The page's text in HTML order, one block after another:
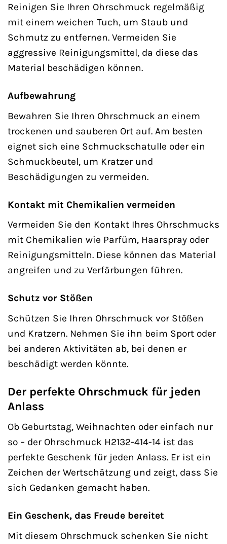
Reinigen Sie Ihren Ohrschmuck regelmäßig
mit einem weichen Tuch, um Staub und
Schmutz zu entfernen. Vermeiden Sie
aggressive Reinigungsmittel, da diese das
Material beschädigen können.
Aufbewahrung
Bewahren Sie Ihren Ohrschmuck an einem
trockenen und sauberen Ort auf. Am besten
eignet sich eine Schmuckschatulle oder ein
Schmuckbeutel, um Kratzer und
Beschädigungen zu vermeiden.
Kontakt mit Chemikalien vermeiden
Vermeiden Sie den Kontakt Ihres Ohrschmucks
mit Chemikalien wie Parfüm, Haarspray oder
Reinigungsmitteln. Diese können das Material
angreifen und zu Verfärbungen führen.
Schutz vor Stößen
Schützen Sie Ihren Ohrschmuck vor Stößen
und Kratzern. Nehmen Sie ihn beim Sport oder
bei anderen Aktivitäten ab, bei denen er
beschädigt werden könnte.
Der perfekte Ohrschmuck für jeden
Anlass
Ob Geburtstag, Weihnachten oder einfach nur
so – der Ohrschmuck H2132-414-14 ist das
perfekte Geschenk für jeden Anlass. Er ist ein
Zeichen der Wertschätzung und zeigt, dass Sie
sich Gedanken gemacht haben.
Ein Geschenk, das Freude bereitet
Mit diesem Ohrschmuck schenken Sie nicht